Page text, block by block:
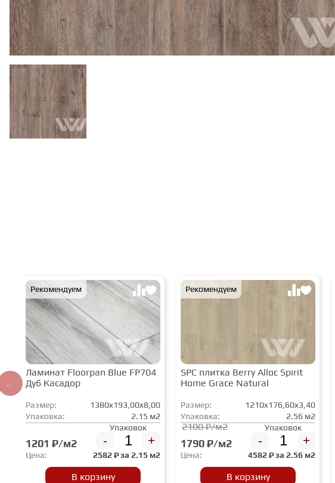
Рекомендуем
Ламинат Floorpan Blue FP704
Дуб Касадор
Размер:
1380x193,00x8,00
Упаковка:
2.15 м2
1201 ₽/м2
Упаковок
- +
Цена: 2582₽ за 2.15 м2
В корзину
Рекомендуем
SPC плитка Berry Alloc Spirit
Home Grace Natural
Размер:
1210x176,60x3,40
Упаковка:
2.56 м2
2100 ₽/м2
1790 ₽/м2
Упаковок
- +
Цена: 4582₽ за 2.56 м2
В корзину